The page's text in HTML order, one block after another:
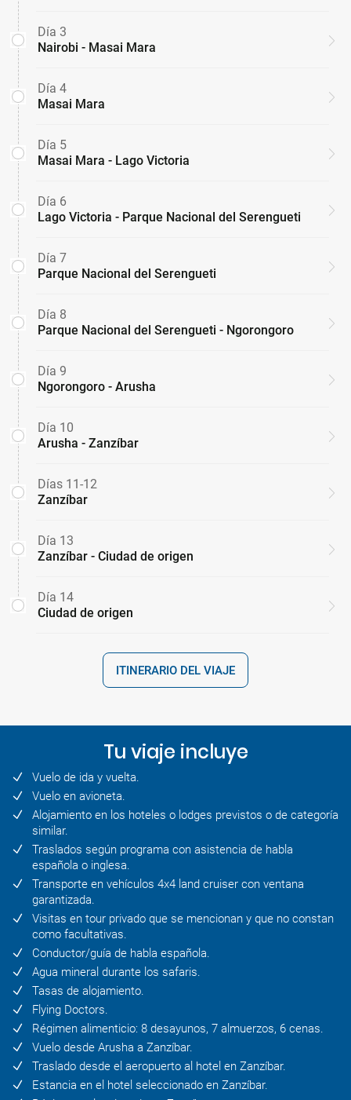
Día 3
Nairobi - Masai Mara
Día 4
Masai Mara
Día 5
Masai Mara - Lago Victoria
Día 6
Lago Victoria - Parque Nacional del Serengueti
Día 7
Parque Nacional del Serengueti
Día 8
Parque Nacional del Serengueti - Ngorongoro
Día 9
Ngorongoro - Arusha
Día 10
Arusha - Zanzíbar
Días 11-12
Zanzíbar
Día 13
Zanzíbar - Ciudad de origen
Día 14
Ciudad de origen
ITINERARIO DEL VIAJE
Tu viaje incluye
Vuelo de ida y vuelta.
Vuelo en avioneta.
Alojamiento en los hoteles o lodges previstos o de categoría
similar.
Traslados según programa con asistencia de habla
española o inglesa.
Transporte en vehículos 4x4 land cruiser con ventana
garantizada.
Visitas en tour privado que se mencionan y que no constan
como facultativas.
Conductor/guía de habla española.
Agua mineral durante los safaris.
Tasas de alojamiento.
Flying Doctors.
Régimen alimenticio: 8 desayunos, 7 almuerzos, 6 cenas.
Vuelo desde Arusha a Zanzíbar.
Traslado desde el aeropuerto al hotel en Zanzíbar.
Estancia en el hotel seleccionado en Zanzíbar.